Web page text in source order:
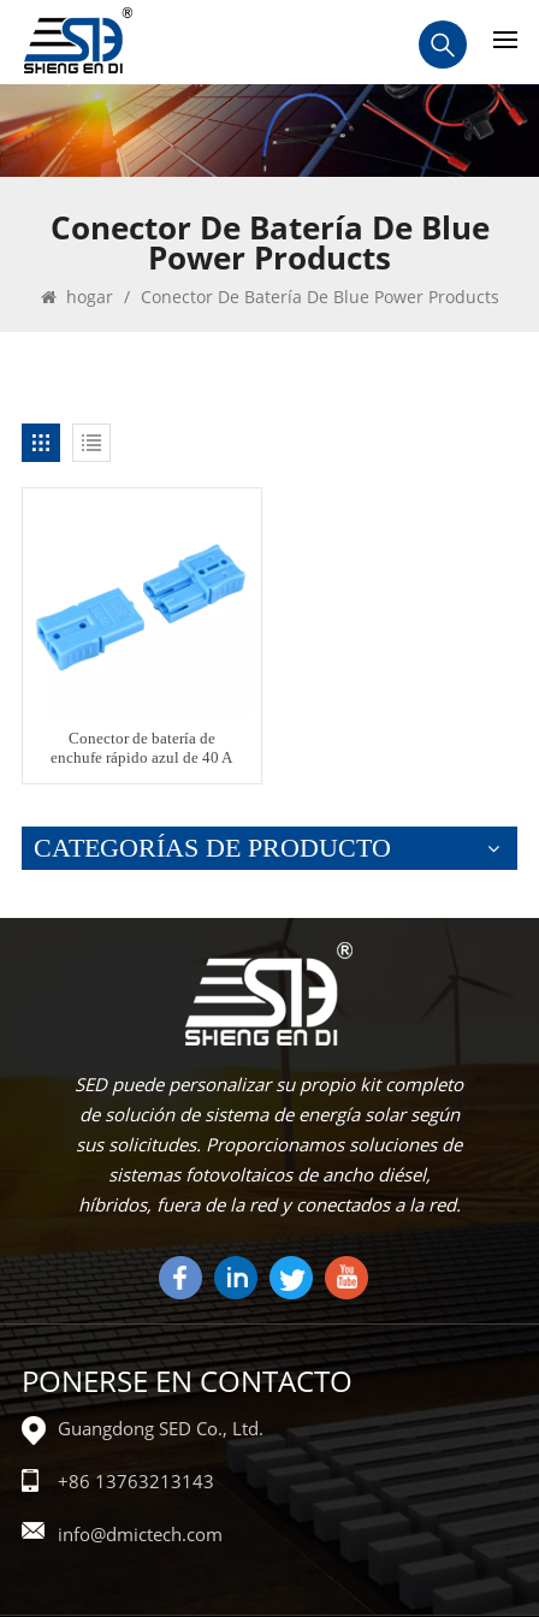
Conector De Batería De Blue
Power Products
hogar / Conector De Batería De Blue Power Products
Conector de batería de
enchufe rápido azul de 40 A
CATEGORÍAS DE PRODUCTO
SED puede personalizar su propio kit completo
de solución de sistema de energía solar según
sus solicitudes. Proporcionamos soluciones de
sistemas fotovoltaicos de ancho diésel,
híbridos, fuera de la red y conectados a la red.
PONERSE EN CONTACTO
Guangdong SED Co., Ltd.
+86 13763213143
info@dmictech.com